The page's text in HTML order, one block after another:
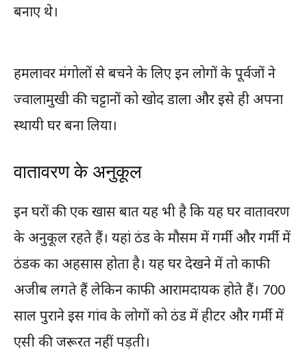
बनाए थे।
हमलावर मंगोलों से बचने के लिए इन लोगों के पूर्वजों ने
ज्वालामुखी की चट्टानों को खोद डाला और इसे ही अपना
स्थायी घर बना लिया।
वातावरण के अनुकूल
इन घरों की एक खास बात यह भी है कि यह घर वातावरण
के अनुकूल रहते हैं। यहां ठंड के मौसम में गर्मी और गर्मी में
ठंडक का अहसास होता है। यह घर देखने में तो काफी
अजीब लगते हैं लेकिन काफी आरामदायक होते हैं। 700
साल पुराने इस गांव के लोगों को ठंड में हीटर और गर्मी में
एसी की जरूरत नहीं पड़ती।